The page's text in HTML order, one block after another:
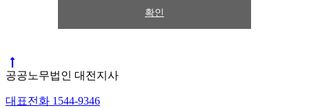
확인
공공노무법인 대전지사
대표전화 1544-9346